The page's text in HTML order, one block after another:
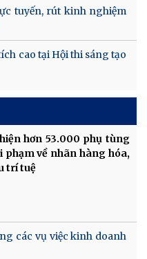
tuyến, rút kinh nghiệm
cao tại Hội thi sáng tạo
hơn 53.000 phụ tùng
phạm về nhãn hàng hóa,
trí tuệ
các vụ việc kinh doanh